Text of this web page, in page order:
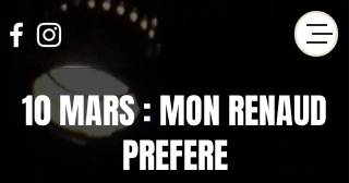
10 MARS : MON RENAUD
PREFERE